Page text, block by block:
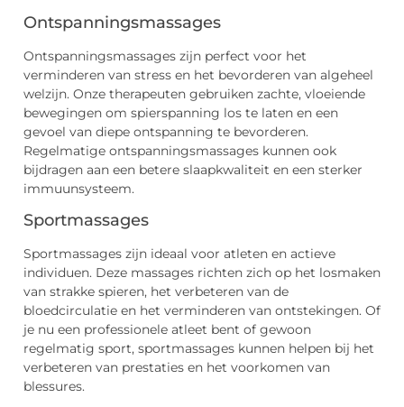
Ontspanningsmassages
Ontspanningsmassages zijn perfect voor het
verminderen van stress en het bevorderen van algeheel
welzijn. Onze therapeuten gebruiken zachte, vloeiende
bewegingen om spierspanning los te laten en een
gevoel van diepe ontspanning te bevorderen.
Regelmatige ontspanningsmassages kunnen ook
bijdragen aan een betere slaapkwaliteit en een sterker
immuunsysteem.
Sportmassages
Sportmassages zijn ideaal voor atleten en actieve
individuen. Deze massages richten zich op het losmaken
van strakke spieren, het verbeteren van de
bloedcirculatie en het verminderen van ontstekingen. Of
je nu een professionele atleet bent of gewoon
regelmatig sport, sportmassages kunnen helpen bij het
verbeteren van prestaties en het voorkomen van
blessures.